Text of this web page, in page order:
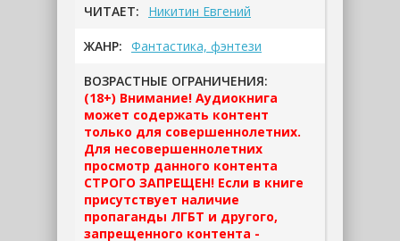
ЧИТАЕТ: Никитин Евгений
ЖАНР: Фантастика, фэнтези
ВОЗРАСТНЫЕ ОГРАНИЧЕНИЯ:
(18+) Внимание! Аудиокнига
может содержать контент
только для совершеннолетних.
Для несовершеннолетних
просмотр данного контента
СТРОГО ЗАПРЕЩЕН! Если в книге
присутствует наличие
пропаганды ЛГБТ и другого,
запрещенного контента -